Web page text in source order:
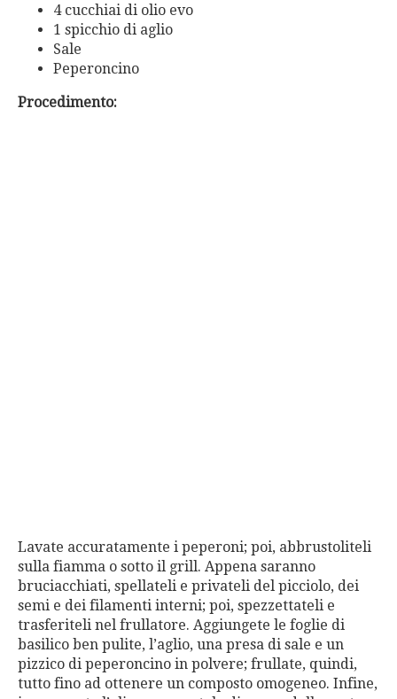
4 cucchiai di olio evo
1 spicchio di aglio
Sale
Peperoncino
Procedimento:
Lavate accuratamente i peperoni; poi, abbrustoliteli
sulla fiamma o sotto il grill. Appena saranno
bruciacchiati, spellateli e privateli del picciolo, dei
semi e dei filamenti interni; poi, spezzettateli e
trasferiteli nel frullatore. Aggiungete le foglie di
basilico ben pulite, l’aglio, una presa di sale e un
pizzico di peperoncino in polvere; frullate, quindi,
tutto fino ad ottenere un composto omogeneo. Infine,